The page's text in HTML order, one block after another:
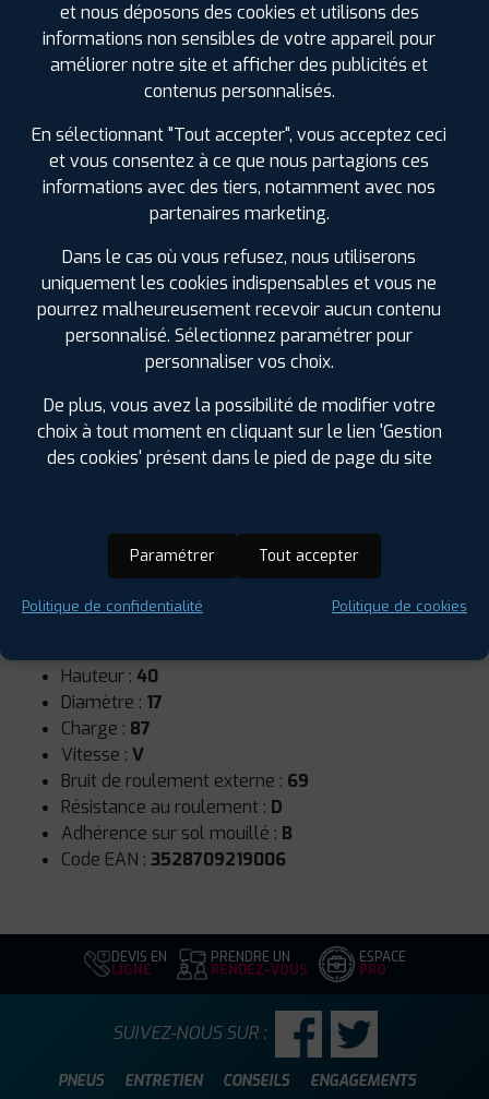
SPÉCIFICATIONS AVIS CLIENTS ÉTIQUETAGE
Saison :
Hiver
Hauteur : 40
Diamètre : 17
Charge : 87
Vitesse : V
Bruit de roulement externe : 69
Résistance au roulement : D
Adhérence sur sol mouillé : B
Code EAN : 3528709219006
DEVIS EN
LIGNE
PRENDRE UN
RENDEZ-VOUS
ESPACE
PRO
PNEUS ENTRETIEN CONSEILS ENGAGEMENTS
SUIVEZ-NOUS SUR :
et nous déposons des cookies et utilisons des
informations non sensibles de votre appareil pour
améliorer notre site et afficher des publicités et
contenus personnalisés.
En sélectionnant "Tout accepter", vous acceptez ceci
et vous consentez à ce que nous partagions ces
informations avec des tiers, notamment avec nos
partenaires marketing.
Dans le cas où vous refusez, nous utiliserons
uniquement les cookies indispensables et vous ne
pourrez malheureusement recevoir aucun contenu
personnalisé. Sélectionnez paramétrer pour
personnaliser vos choix.
De plus, vous avez la possibilité de modifier votre
choix à tout moment en cliquant sur le lien 'Gestion
des cookies' présent dans le pied de page du site
Paramétrer Tout accepter
Politique de confidentialité Politique de cookies